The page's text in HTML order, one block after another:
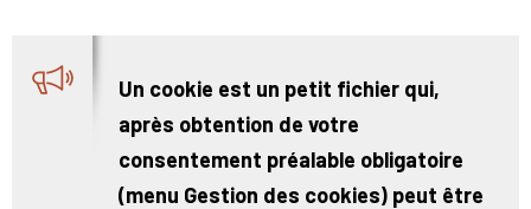
Un cookie est un petit fichier qui,
après obtention de votre
consentement préalable obligatoire
(menu Gestion des cookies) peut être